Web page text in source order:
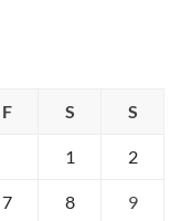
F S S
1 2
7 8 9